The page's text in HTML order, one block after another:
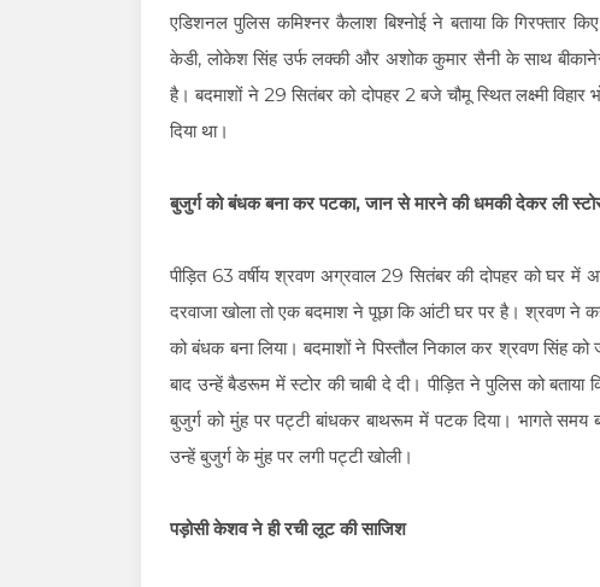
एडिशनल पुलिस कमिश्नर कैलाश बिश्नोई ने बताया कि गिरफ्तार
केडी, लोकेश सिंह उर्फ लक्की और अशोक कुमार सैनी के साथ
है। बदमाशों ने 29 सितंबर को दोपहर 2 बजे चौमू स्थित लक्ष्मी
दिया था।
बुजुर्ग को बंधक बना कर पटका, जान से मारने की धमकी देकर ली स्टोर
पीड़ित 63 वर्षीय श्रवण अग्रवाल 29 सितंबर की दोपहर को घर
दरवाजा खोला तो एक बदमाश ने पूछा कि आंटी घर पर है। श्रवण ने
को बंधक बना लिया। बदमाशों ने पिस्तौल निकाल कर श्रवण सिंह को
बाद उन्हें बैडरूम में स्टोर की चाबी दे दी। पीड़ित ने पुलिस को
बुजुर्ग को मुंह पर पट्टी बांधकर बाथरूम में पटक दिया। भागते
उन्हें बुजुर्ग के मुंह पर लगी पट्टी खोली।
पड़ोसी केशव ने ही रची लूट की साजिश